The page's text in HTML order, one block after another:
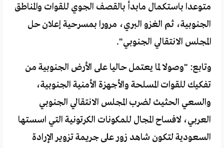
متوعدا باستكمال مابدأ بالقصف الجوي للقوات والمناطق
الجنوبية، ثم الغزو البري، مرورا بمسرحية إعلان حل
المجلس الانتقالي الجنوبي".
وتابع: "وصولا لما يعتمل حاليا على الأرض الجنوبية من
تفكيك للقوات المسلحة والأجهزة الأمنية الجنوبية،
والسعي الحثيث لضرب المجلس الانتقالي الجنوبي
العربي، لافساح المجال للمكونات الكرتونية التي اسستها
السعودية لتكون شاهد زور على جريمة تزوير الإرادة